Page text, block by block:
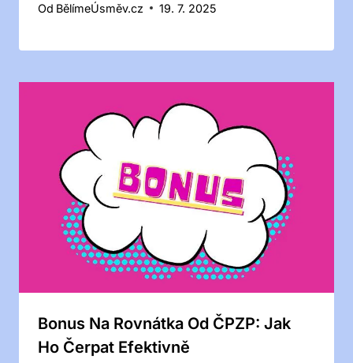
Od BělímeÚsměv.cz 19. 7. 2025
Bonus Na Rovnátka Od ČPZP: Jak
Ho Čerpat Efektivně